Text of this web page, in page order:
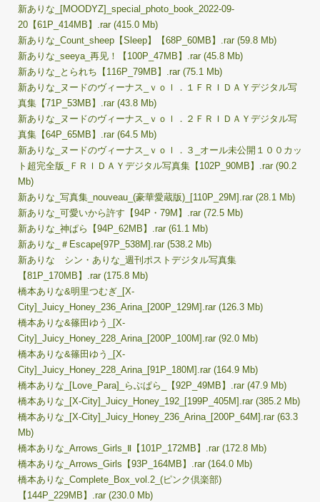
新ありな_[MOODYZ]_special_photo_book_2022-09-
20【61P_414MB】.rar (415.0 Mb)
新ありな_Count_sheep【Sleep】【68P_60MB】.rar (59.8 Mb)
新ありな_seeya_再见！【100P_47MB】.rar (45.8 Mb)
新ありな_とられち【116P_79MB】.rar (75.1 Mb)
新ありな_ヌードのヴィーナス_ｖｏｌ．１ＦＲＩＤＡＹデジタル写
真集【71P_53MB】.rar (43.8 Mb)
新ありな_ヌードのヴィーナス_ｖｏｌ．２ＦＲＩＤＡＹデジタル写
真集【64P_65MB】.rar (64.5 Mb)
新ありな_ヌードのヴィーナス_ｖｏｌ．３_オール未公開１００カッ
ト超完全版_ＦＲＩＤＡＹデジタル写真集【102P_90MB】.rar (90.2
Mb)
新ありな_写真集_nouveau_(豪華愛蔵版)_[110P_29M].rar (28.1 Mb)
新ありな_可愛いから許す【94P・79M】.rar (72.5 Mb)
新ありな_神ぱら【94P_62MB】.rar (61.1 Mb)
新ありな_＃Escape[97P_538M].rar (538.2 Mb)
新ありな シン・ありな_週刊ポストデジタル写真集
【81P_170MB】.rar (175.8 Mb)
橋本ありな&明里つむぎ_[X-
City]_Juicy_Honey_236_Arina_[200P_129M].rar (126.3 Mb)
橋本ありな&篠田ゆう_[X-
City]_Juicy_Honey_228_Arina_[200P_100M].rar (92.0 Mb)
橋本ありな&篠田ゆう_[X-
City]_Juicy_Honey_228_Arina_[91P_180M].rar (164.9 Mb)
橋本ありな_[Love_Para]_らぶぱら_【92P_49MB】.rar (47.9 Mb)
橋本ありな_[X-City]_Juicy_Honey_192_[199P_405M].rar (385.2 Mb)
橋本ありな_[X-City]_Juicy_Honey_236_Arina_[200P_64M].rar (63.3
Mb)
橋本ありな_Arrows_Girls_Ⅱ【101P_172MB】.rar (172.8 Mb)
橋本ありな_Arrows_Girls【93P_164MB】.rar (164.0 Mb)
橋本ありな_Complete_Box_vol.2_(ピンク倶楽部)
【144P_229MB】.rar (230.0 Mb)